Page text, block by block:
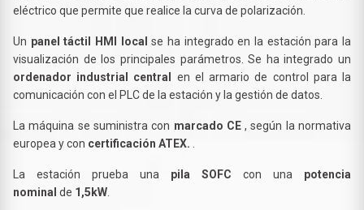
eléctrico que permite que realice la curva de polarización.
Un panel táctil HMI local se ha integrado en la estación para la
visualización de los principales parámetros. Se ha integrado un
ordenador industrial central en el armario de control para la
comunicación con el PLC de la estación y la gestión de datos.
La máquina se suministra con marcado CE, según la normativa
europea y con certificación ATEX.
La estación prueba una pila SOFC con una potencia
nominal de 1,5kW